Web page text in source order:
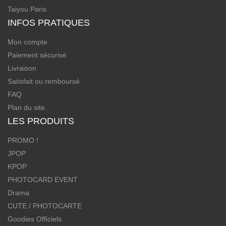
Taiyou Paris
INFOS PRATIQUES
Mon compte
Paiement sécurisé
Livraison
Satisfait ou remboursé
FAQ
Plan du site
LES PRODUITS
PROMO !
JPOP
KPOP
PHOTOCARD EVENT
Drama
CUTE / PHOTOCARTE
Goodies Officiels